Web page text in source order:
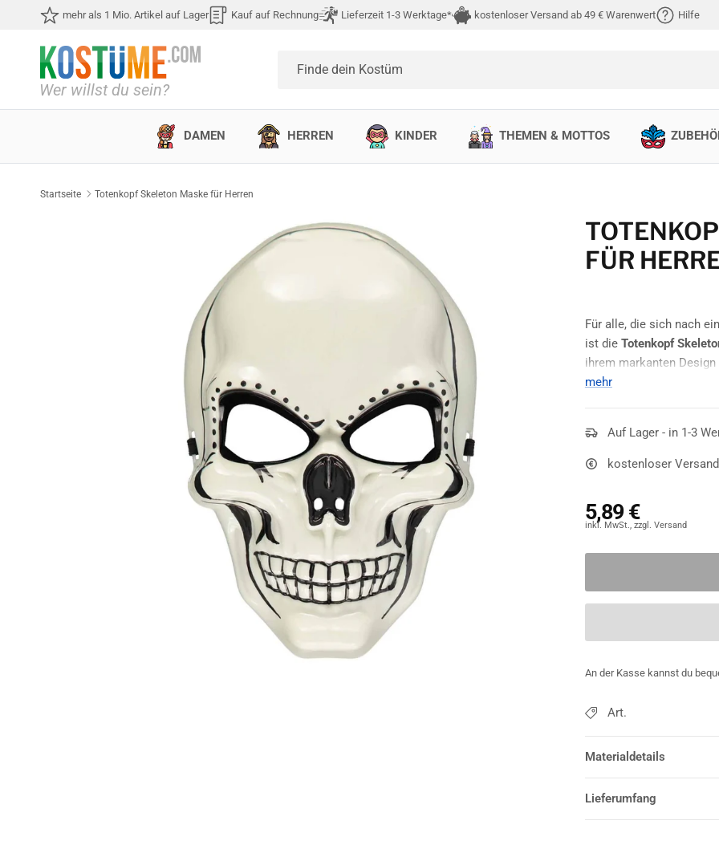
Direkt zum Inhaltmehr als 1 Mio. Artikel auf Lager Kauf auf Rechnung Lieferzeit 1-3 Werktage* kostenloser Versand ab 49 € Warenwert Hilfe
Finde dein Kostüm
DAMEN HERREN KINDER THEMEN & MOTTOS
Startseite Totenkopf Skeleton Maske für Herren
FÜR
Für alle, die sich nach
ist die Totenkopf
ihrem markanten
und sorgt für einen
mehr
Auf Lager - in 1-3
kostenloser
5,89 €
An der Kasse kannst du
Art.
Materialdetails
Lieferumfang